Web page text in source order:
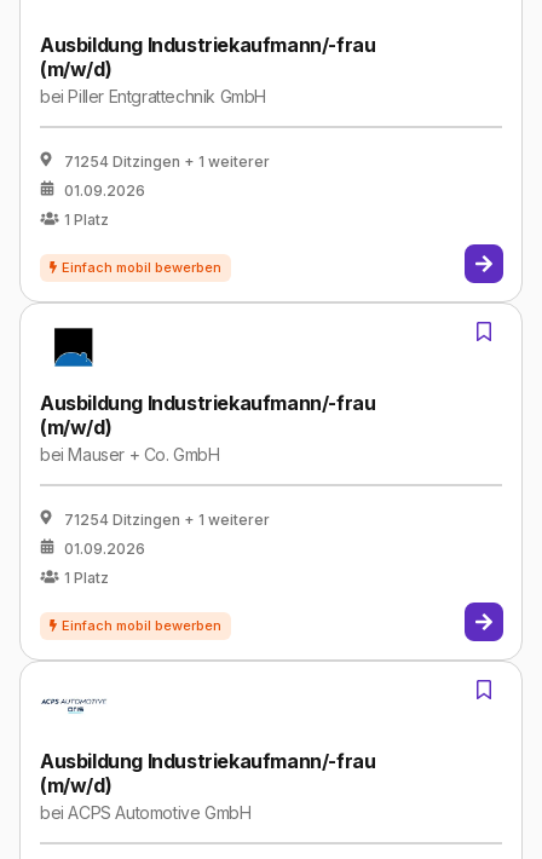
Ausbildung Industriekaufmann/-frau
(m/w/d)
beiPiller Entgrattechnik GmbH
71254 Ditzingen + 1 weiterer
01.09.2026
1 Platz
Ausbildung Industriekaufmann/-frau
(m/w/d)
beiMauser + Co. GmbH
71254 Ditzingen + 1 weiterer
01.09.2026
1 Platz
Ausbildung Industriekaufmann/-frau
(m/w/d)
beiACPS Automotive GmbH